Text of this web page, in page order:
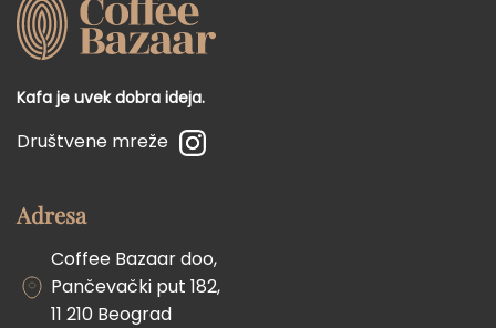
Kafa je uvek dobra ideja.
Društvene mreže
Adresa
Coffee Bazaar doo,
Pančevački put 182,
11 210 Beograd